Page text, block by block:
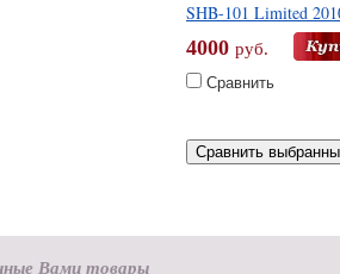
SHB-101 Limited
4000 руб.
Сравнить
Вами товары